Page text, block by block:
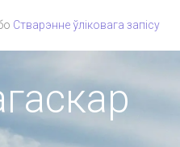
Стварэнне ўліковага запісу